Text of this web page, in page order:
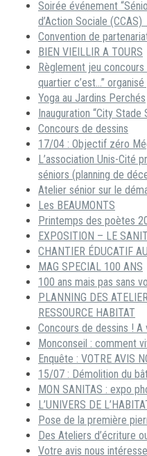
Soirée événement
d’Action Sociale (CCAS)
Convention de
BIEN VIEILLIR A TOURS
Règlement jeu
quartier c’est…”
Yoga au Jardins Perchés
Inauguration “City Stade
Concours de dessins
17/04 : Objectif zéro
L’association Unis-Cité
séniors (planning de
Atelier sénior sur le
Les BEAUMONTS
Printemps des poètes
EXPOSITION – LE
CHANTIER ÉDUCATIF
MAG SPECIAL 100 ANS
100 ans mais pas sans
PLANNING DES
RESSOURCE HABITAT
Concours de dessins ! A
Monconseil : comment
Enquête : VOTRE AVIS
15/07 : Démolition du
MON SANITAS : expo
L’UNIVERS DE
Pose de la première
Des Ateliers d’écriture
Votre avis nous